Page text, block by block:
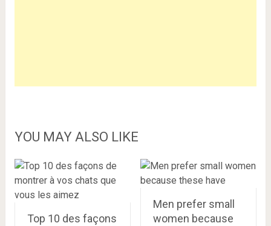
YOU MAY ALSO LIKE
Top 10 des façons
Men prefer small
women because